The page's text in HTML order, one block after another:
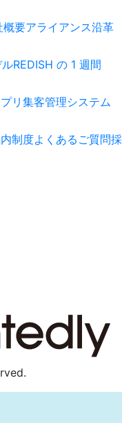
概要アライアンス沿革
ルREDISH の 1 週間
リ 集客管理システム
制度よくあるご質問採